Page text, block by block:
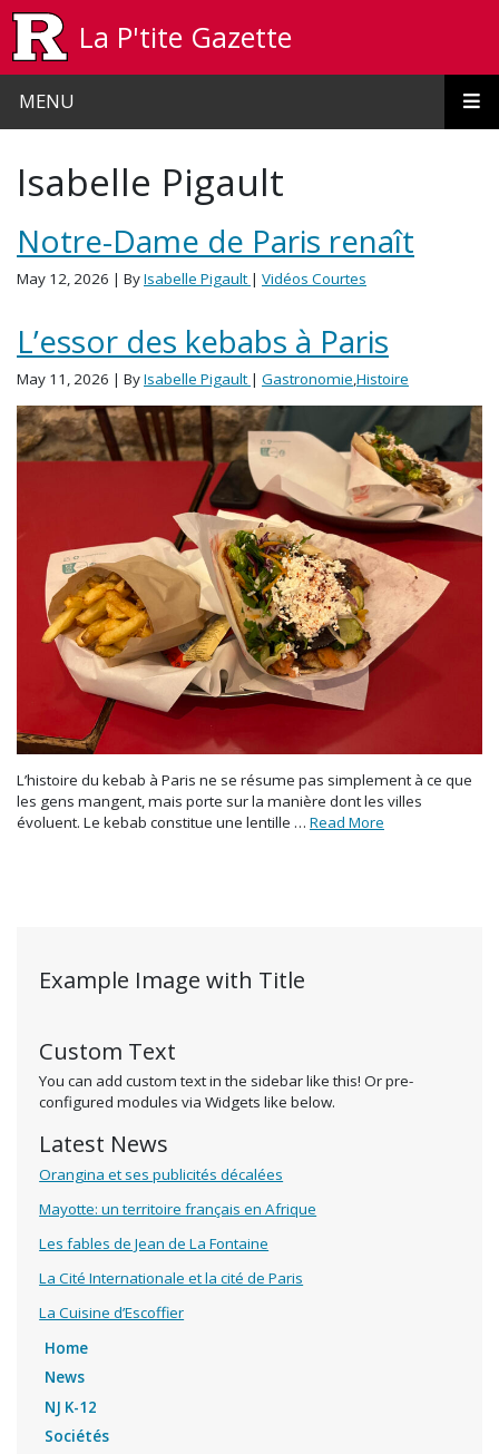
La P'tite Gazette
MENU
Example Image with Title
Custom Text
You can add custom text in the sidebar like this! Or pre-
configured modules via Widgets like below.
Latest News
Orangina et ses publicités décalées
Mayotte: un territoire français en Afrique
Les fables de Jean de La Fontaine
La Cité Internationale et la cité de Paris
La Cuisine d’Escoffier
Home
News
NJ K-12
Sociétés
Isabelle Pigault
Notre-Dame de Paris renaît
May 12, 2026 | ByIsabelle Pigault | Vidéos Courtes
L’essor des kebabs à Paris
May 11, 2026 | ByIsabelle Pigault | Gastronomie,Histoire
L’histoire du kebab à Paris ne se résume pas simplement à ce que
les gens mangent, mais porte sur la manière dont les villes
évoluent. Le kebab constitue une lentille … Read More